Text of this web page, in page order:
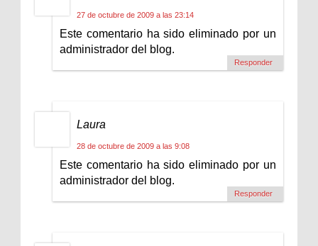
27 de octubre de 2009 a las 23:14
Este comentario ha sido eliminado por un
administrador del blog.
Responder
Laura
28 de octubre de 2009 a las 9:08
Este comentario ha sido eliminado por un
administrador del blog.
Responder